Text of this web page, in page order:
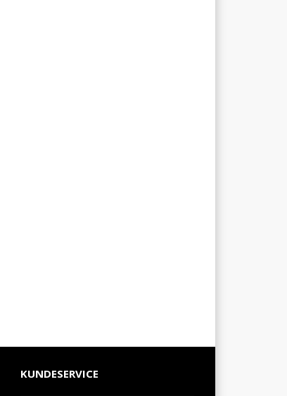
KUNDESERVICE